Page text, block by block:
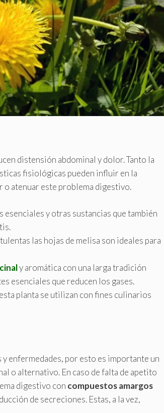
distensión abdominal y dolor. Tanto la
fisiológicas pueden influir en la
o atenuar este problema digestivo.
y otras sustancias que también
las hojas de melisa son ideales para
y aromática con una larga tradición
esenciales que reducen los gases.
planta se utilizan con fines culinarios
enfermedades, por esto es importante un
o alternativo. En caso de falta de apetito
digestivo con compuestos amargos
de secreciones. Estas, a la vez,